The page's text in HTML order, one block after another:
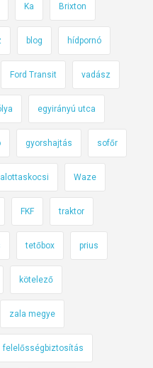
Ka Brixton
blog hídpornó
Ford Transit vadász
egyirányú utca
gyorshajtás sofőr
Waze
FKF traktor
tetőbox prius
kötelező
zala megye
felelősségbiztosítás